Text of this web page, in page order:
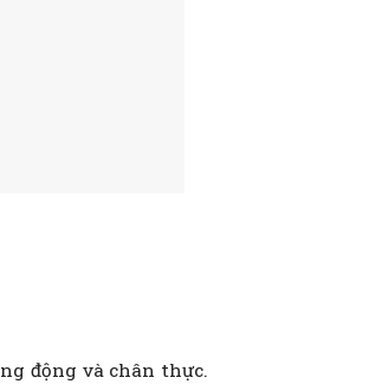
động và chân thực.